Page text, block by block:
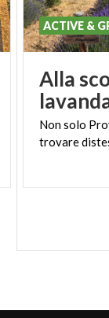
Alla
Nonsolo
trovare
ACTIVE &